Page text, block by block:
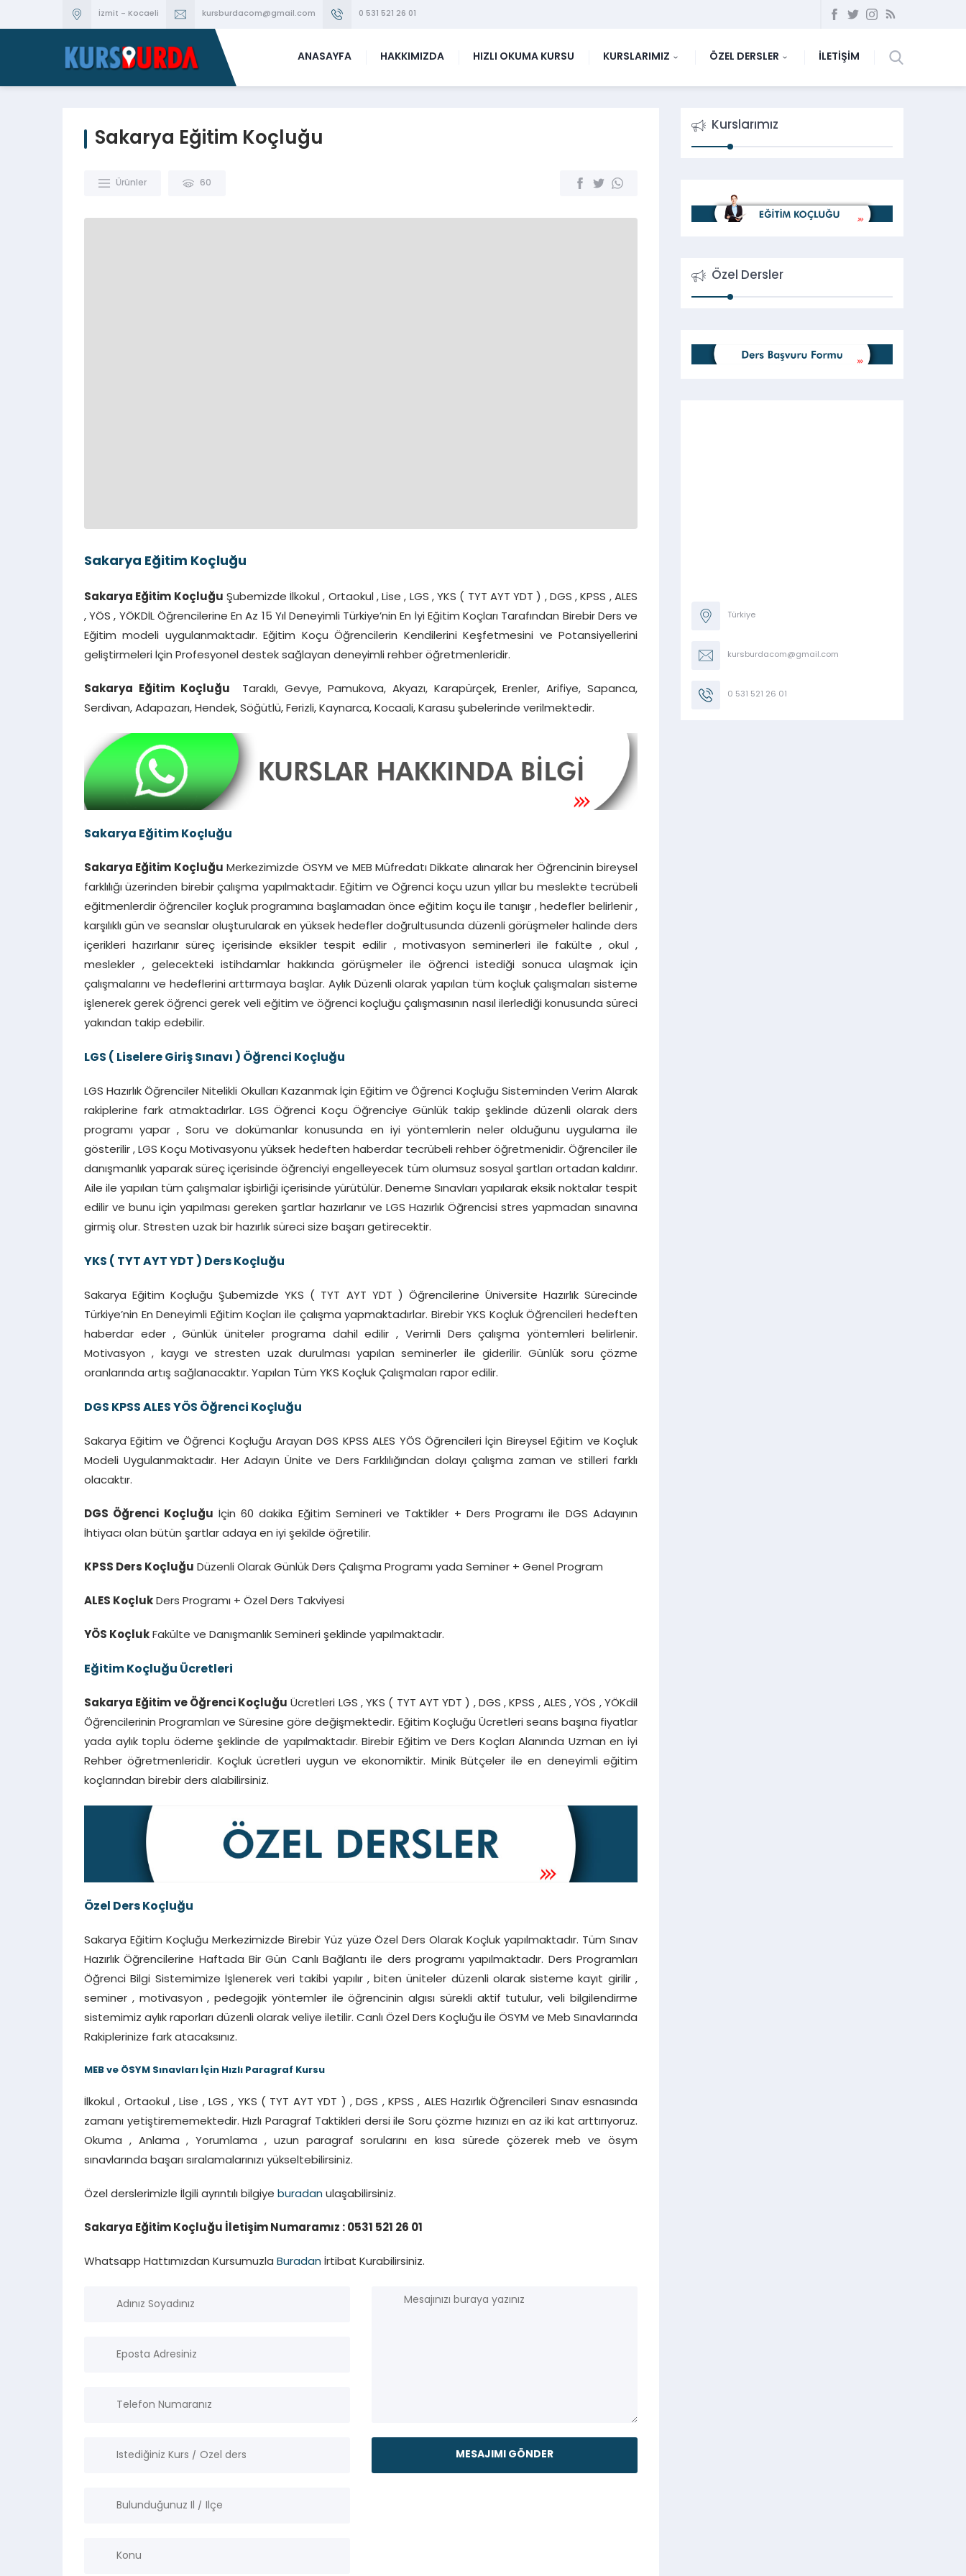
İzmit - Kocaeli kursburdacom@gmail.com 0 531 521 26 01
ANASAYFA HAKKIMIZDA HIZLI OKUMA KURSU KURSLARIMIZ ÖZEL DERSLER İLETİŞİM
Sakarya Eğitim Koçluğu
Ürünler 60
Sakarya Eğitim Koçluğu
Sakarya Eğitim Koçluğu Şubemizde İlkokul , Ortaokul , Lise , LGS , YKS ( TYT AYT YDT ) , DGS , KPSS , ALES
, YÖS , YÖKDİL Öğrencilerine En Az 15 Yıl Deneyimli Türkiye’nin En İyi Eğitim Koçları Tarafından Birebir Ders ve
Eğitim modeli uygulanmaktadır. Eğitim Koçu Öğrencilerin Kendilerini Keşfetmesini ve Potansiyellerini
geliştirmeleri İçin Profesyonel destek sağlayan deneyimli rehber öğretmenleridir.
Sakarya Eğitim Koçluğu Taraklı, Gevye, Pamukova, Akyazı, Karapürçek, Erenler, Arifiye, Sapanca,
Serdivan, Adapazarı, Hendek, Söğütlü, Ferizli, Kaynarca, Kocaali, Karasu şubelerinde verilmektedir.
Sakarya Eğitim Koçluğu
Sakarya Eğitim Koçluğu Merkezimizde ÖSYM ve MEB Müfredatı Dikkate alınarak her Öğrencinin bireysel
farklılığı üzerinden birebir çalışma yapılmaktadır. Eğitim ve Öğrenci koçu uzun yıllar bu meslekte tecrübeli
eğitmenlerdir öğrenciler koçluk programına başlamadan önce eğitim koçu ile tanışır , hedefler belirlenir ,
karşılıklı gün ve seanslar oluşturularak en yüksek hedefler doğrultusunda düzenli görüşmeler halinde ders
içerikleri hazırlanır süreç içerisinde eksikler tespit edilir , motivasyon seminerleri ile fakülte , okul ,
meslekler , gelecekteki istihdamlar hakkında görüşmeler ile öğrenci istediği sonuca ulaşmak için
çalışmalarını ve hedeflerini arttırmaya başlar. Aylık Düzenli olarak yapılan tüm koçluk çalışmaları sisteme
işlenerek gerek öğrenci gerek veli eğitim ve öğrenci koçluğu çalışmasının nasıl ilerlediği konusunda süreci
yakından takip edebilir.
LGS ( Liselere Giriş Sınavı ) Öğrenci Koçluğu
LGS Hazırlık Öğrenciler Nitelikli Okulları Kazanmak İçin Eğitim ve Öğrenci Koçluğu Sisteminden Verim Alarak
rakiplerine fark atmaktadırlar. LGS Öğrenci Koçu Öğrenciye Günlük takip şeklinde düzenli olarak ders
programı yapar , Soru ve dokümanlar konusunda en iyi yöntemlerin neler olduğunu uygulama ile
gösterilir , LGS Koçu Motivasyonu yüksek hedeften haberdar tecrübeli rehber öğretmenidir. Öğrenciler ile
danışmanlık yaparak süreç içerisinde öğrenciyi engelleyecek tüm olumsuz sosyal şartları ortadan kaldırır.
Aile ile yapılan tüm çalışmalar işbirliği içerisinde yürütülür. Deneme Sınavları yapılarak eksik noktalar tespit
edilir ve bunu için yapılması gereken şartlar hazırlanır ve LGS Hazırlık Öğrencisi stres yapmadan sınavına
girmiş olur. Stresten uzak bir hazırlık süreci size başarı getirecektir.
YKS ( TYT AYT YDT ) Ders Koçluğu
Sakarya Eğitim Koçluğu Şubemizde YKS ( TYT AYT YDT ) Öğrencilerine Üniversite Hazırlık Sürecinde
Türkiye’nin En Deneyimli Eğitim Koçları ile çalışma yapmaktadırlar. Birebir YKS Koçluk Öğrencileri hedeften
haberdar eder , Günlük üniteler programa dahil edilir , Verimli Ders çalışma yöntemleri belirlenir.
Motivasyon , kaygı ve stresten uzak durulması yapılan seminerler ile giderilir. Günlük soru çözme
oranlarında artış sağlanacaktır. Yapılan Tüm YKS Koçluk Çalışmaları rapor edilir.
DGS KPSS ALES YÖS Öğrenci Koçluğu
Sakarya Eğitim ve Öğrenci Koçluğu Arayan DGS KPSS ALES YÖS Öğrencileri İçin Bireysel Eğitim ve Koçluk
Modeli Uygulanmaktadır. Her Adayın Ünite ve Ders Farklılığından dolayı çalışma zaman ve stilleri farklı
olacaktır.
DGS Öğrenci Koçluğu İçin 60 dakika Eğitim Semineri ve Taktikler + Ders Programı ile DGS Adayının
İhtiyacı olan bütün şartlar adaya en iyi şekilde öğretilir.
KPSS Ders Koçluğu Düzenli Olarak Günlük Ders Çalışma Programı yada Seminer + Genel Program
ALES Koçluk Ders Programı + Özel Ders Takviyesi
YÖS Koçluk Fakülte ve Danışmanlık Semineri şeklinde yapılmaktadır.
Eğitim Koçluğu Ücretleri
Sakarya Eğitim ve Öğrenci Koçluğu Ücretleri LGS , YKS ( TYT AYT YDT ) , DGS , KPSS , ALES , YÖS , YÖKdil
Öğrencilerinin Programları ve Süresine göre değişmektedir. Eğitim Koçluğu Ücretleri seans başına fiyatlar
yada aylık toplu ödeme şeklinde de yapılmaktadır. Birebir Eğitim ve Ders Koçları Alanında Uzman en iyi
Rehber öğretmenleridir. Koçluk ücretleri uygun ve ekonomiktir. Minik Bütçeler ile en deneyimli eğitim
koçlarından birebir ders alabilirsiniz.
Özel Ders Koçluğu
Sakarya Eğitim Koçluğu Merkezimizde Birebir Yüz yüze Özel Ders Olarak Koçluk yapılmaktadır. Tüm Sınav
Hazırlık Öğrencilerine Haftada Bir Gün Canlı Bağlantı ile ders programı yapılmaktadır. Ders Programları
Öğrenci Bilgi Sistemimize İşlenerek veri takibi yapılır , biten üniteler düzenli olarak sisteme kayıt girilir ,
seminer , motivasyon , pedegojik yöntemler ile öğrencinin algısı sürekli aktif tutulur, veli bilgilendirme
sistemimiz aylık raporları düzenli olarak veliye iletilir. Canlı Özel Ders Koçluğu ile ÖSYM ve Meb Sınavlarında
Rakiplerinize fark atacaksınız.
MEB ve ÖSYM Sınavları İçin Hızlı Paragraf Kursu
İlkokul , Ortaokul , Lise , LGS , YKS ( TYT AYT YDT ) , DGS , KPSS , ALES Hazırlık Öğrencileri Sınav esnasında
zamanı yetiştirememektedir. Hızlı Paragraf Taktikleri dersi ile Soru çözme hızınızı en az iki kat arttırıyoruz.
Okuma , Anlama , Yorumlama , uzun paragraf sorularını en kısa sürede çözerek meb ve ösym
sınavlarında başarı sıralamalarınızı yükseltebilirsiniz.
Özel derslerimizle İlgili ayrıntılı bilgiye buradan ulaşabilirsiniz.
Sakarya Eğitim Koçluğu İletişim Numaramız : 0531 521 26 01
Whatsapp Hattımızdan Kursumuzla Buradan İrtibat Kurabilirsiniz.
Kurslarımız
Özel Dersler
Türkiye
kursburdacom@gmail.com
0 531 521 26 01